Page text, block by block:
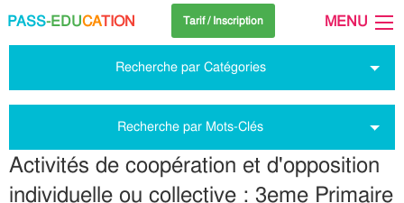
PASS-EDUCATION Tarif / Inscription MENU
Recherche par Catégories
Recherche par Mots-Clés
Activités de coopération et d'opposition
individuelle ou collective : 3eme Primaire